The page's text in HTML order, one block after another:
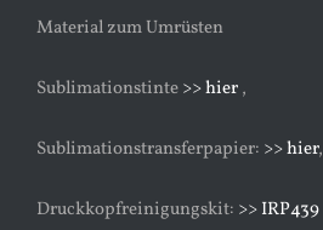
Material zum Umrüsten
Sublimationstinte>> hier,
Sublimationstransferpapier: >> hier,
Druckkopfreinigungskit: >> IRP439